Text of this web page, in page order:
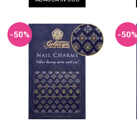
-50% -50%